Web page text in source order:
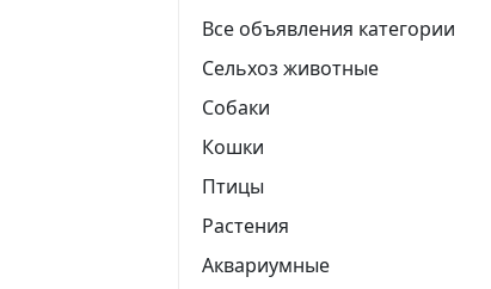
Все объявления категории
Сельхоз животные
Собаки
Кошки
Птицы
Растения
Аквариумные